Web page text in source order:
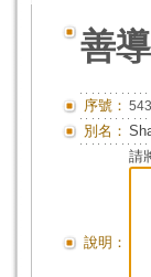
善導
序號：
別名：
說明：
請